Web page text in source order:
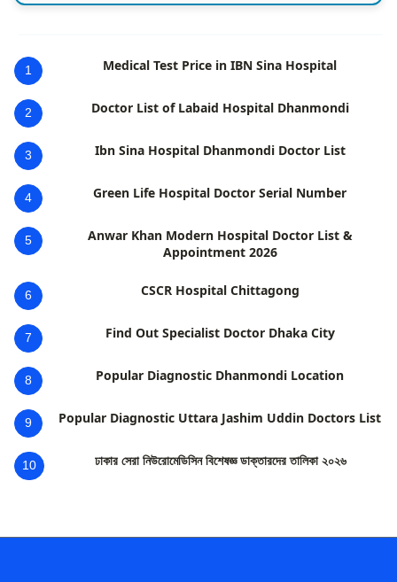
1 Medical Test Price in IBN Sina Hospital
2 Doctor List of Labaid Hospital Dhanmondi
3 Ibn Sina Hospital Dhanmondi Doctor List
4 Green Life Hospital Doctor Serial Number
5
Anwar Khan Modern Hospital Doctor List &
Appointment 2026
6 CSCR Hospital Chittagong
7 Find Out Specialist Doctor Dhaka City
8 Popular Diagnostic Dhanmondi Location
9 Popular Diagnostic Uttara Jashim Uddin Doctors List
10 ঢাকার সেরা নিউরোমেডিসিন বিশেষজ্ঞ ডাক্তারদের তালিকা ২০২৬